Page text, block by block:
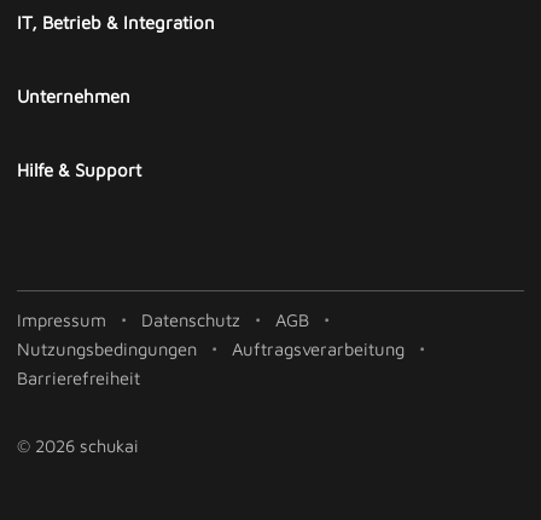
IT, Betrieb & Integration
Unternehmen
Hilfe & Support
Impressum Datenschutz
AGB
Nutzungsbedingungen
Auftragsverarbeitung
Barrierefreiheit
© 2026 schukai